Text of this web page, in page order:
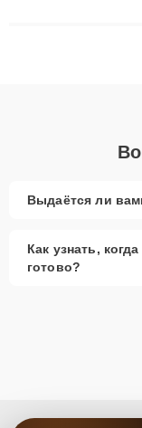
Выдаётся ли
Как узнать,
готово?